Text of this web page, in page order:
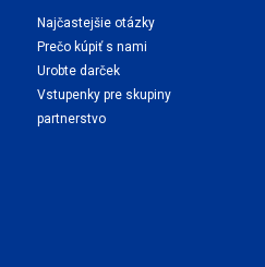
Najčastejšie otázky
Prečo kúpiť s nami
Urobte darček
Vstupenky pre skupiny
partnerstvo